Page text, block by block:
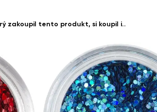
zakoupil tento produkt, si koupil i..